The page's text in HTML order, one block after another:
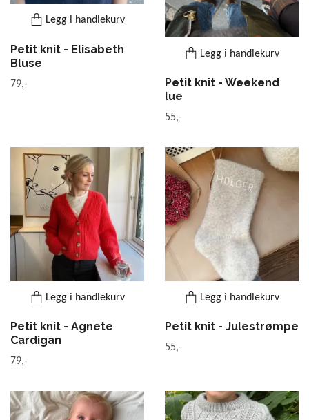
Legg i handlekurv
Petit knit - Elisabeth
Bluse
79,-
Legg i handlekurv
Petit knit - Weekend
lue
55,-
Legg i handlekurv
Petit knit - Agnete
Cardigan
79,-
Legg i handlekurv
Petit knit - Julestrømpe
55,-